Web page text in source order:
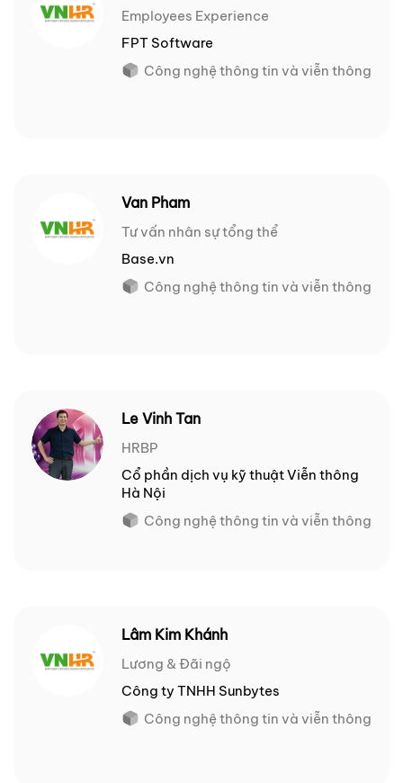
Employees Experience
FPT Software
Công nghệ thông tin và viễn thông
Van Pham
Tư vấn nhân sự tổng thể
Base.vn
Công nghệ thông tin và viễn thông
Le Vinh Tan
HRBP
Cổ phần dịch vụ kỹ thuật Viễn thông
Hà Nội
Công nghệ thông tin và viễn thông
Lâm Kim Khánh
Lương & Đãi ngộ
Công ty TNHH Sunbytes
Công nghệ thông tin và viễn thông